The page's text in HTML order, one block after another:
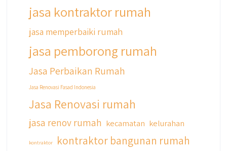
#jasabangunrumahdepok
#jasarenovasirumahbekasi
#jasadesainrumahmurah
#jasadesainrumahjakarta
#kontraktorbangunanjabodetabek
#jasabangunrumahjabodetabek
#qyusipersada
jasa kontraktor rumah
jasa memperbaiki rumah
jasa pemborong rumah
Jasa Perbaikan Rumah
Jasa Renovasi Fasad Indonesia
Jasa Renovasi rumah
jasa renov rumah kecamatan kelurahan
kontraktor
kontraktor bangunan rumah